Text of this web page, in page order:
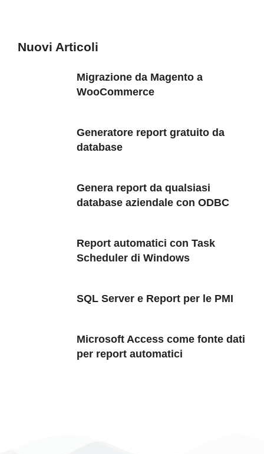
Nuovi Articoli
Migrazione da Magento a
WooCommerce
Generatore report gratuito da
database
Genera report da qualsiasi
database aziendale con ODBC
Report automatici con Task
Scheduler di Windows
SQL Server e Report per le PMI
Microsoft Access come fonte dati
per report automatici